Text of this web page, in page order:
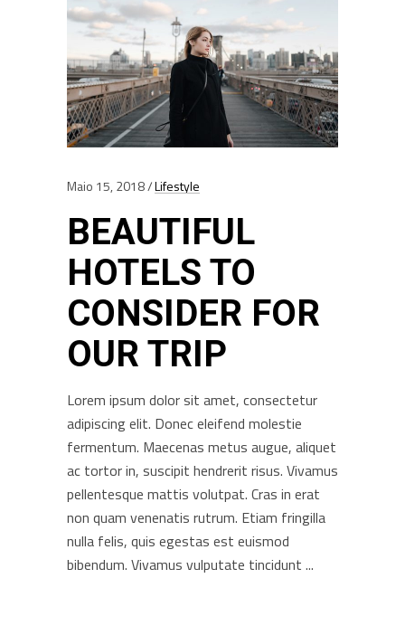
Maio 15, 2018 Lifestyle
BEAUTIFUL
HOTELS TO
CONSIDER FOR
OUR TRIP
Lorem ipsum dolor sit amet, consectetur
adipiscing elit. Donec eleifend molestie
fermentum. Maecenas metus augue, aliquet
ac tortor in, suscipit hendrerit risus. Vivamus
pellentesque mattis volutpat. Cras in erat
non quam venenatis rutrum. Etiam fringilla
nulla felis, quis egestas est euismod
bibendum. Vivamus vulputate tincidunt